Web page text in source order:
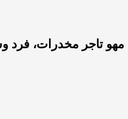
تاجر مخدرات، فرد